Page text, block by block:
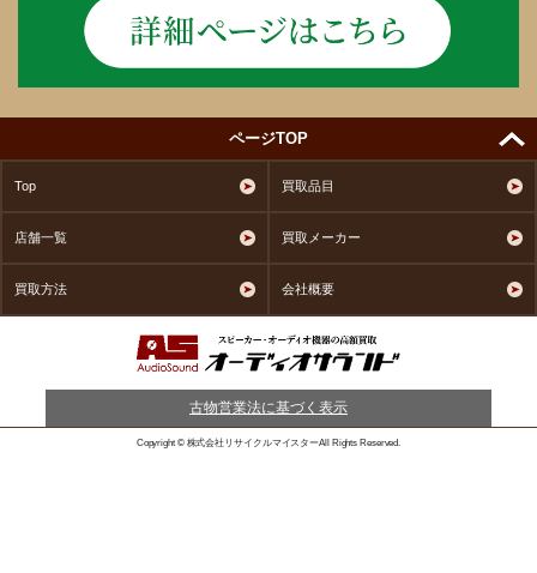
ページTOP
Top 買取品目
店舗一覧 買取メーカー
買取方法 会社概要
古物営業法に基づく表示
Copyright © 株式会社リサイクルマイスターAll Rights Reserved.